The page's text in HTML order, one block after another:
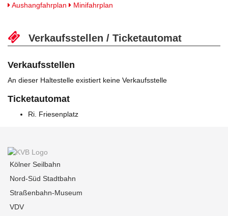
Aushangfahrplan Minifahrplan
Verkaufsstellen / Ticketautomat
Verkaufsstellen
An dieser Haltestelle existiert keine Verkaufsstelle
Ticketautomat
Ri. Friesenplatz
Kölner Seilbahn
Nord-Süd Stadtbahn
Straßenbahn-Museum
VDV